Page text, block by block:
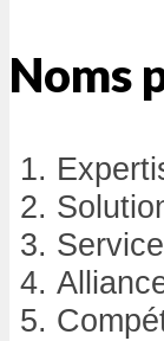
Noms